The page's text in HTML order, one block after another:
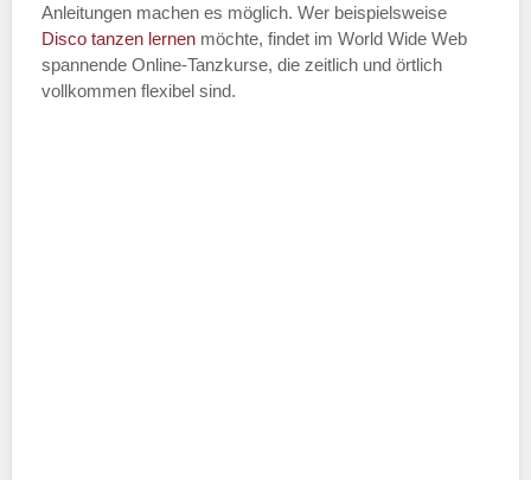
Name der Tanzschule
Anleitungen machen es möglich. Wer beispielsweise
Disco tanzen lernen möchte, findet im World Wide Web
spannende Online-Tanzkurse, die zeitlich und örtlich
vollkommen flexibel sind.